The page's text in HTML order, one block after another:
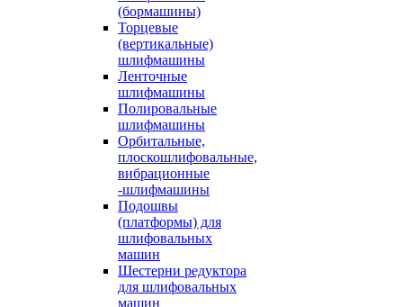
(бормашины)
Торцевые
(вертикальные)
шлифмашины
Ленточные
шлифмашины
Полировальные
шлифмашины
Орбитальные,
плоскошлифовальные,
вибрационные
-шлифмашины
Подошвы
(платформы) для
шлифовальных
машин
Шестерни редуктора
для шлифовальных
машин